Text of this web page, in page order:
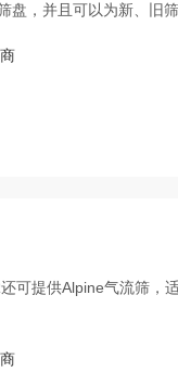
，并且可以为新、旧
可提供Alpine气流筛，